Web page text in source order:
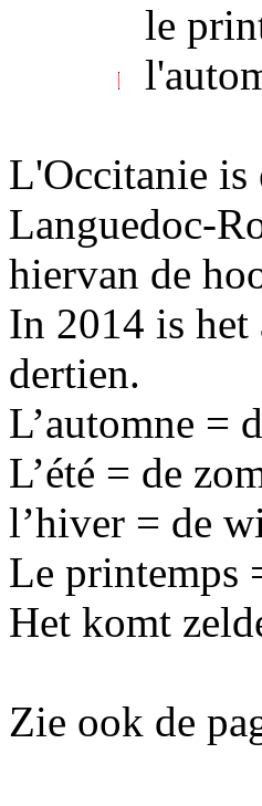
le
L'Occitanie is
Languedoc-
hiervan de
In 2014 is
dertien.
L’automne =
L’été = de
l’hiver = de
Le printemps
Het komt
Zie ook de